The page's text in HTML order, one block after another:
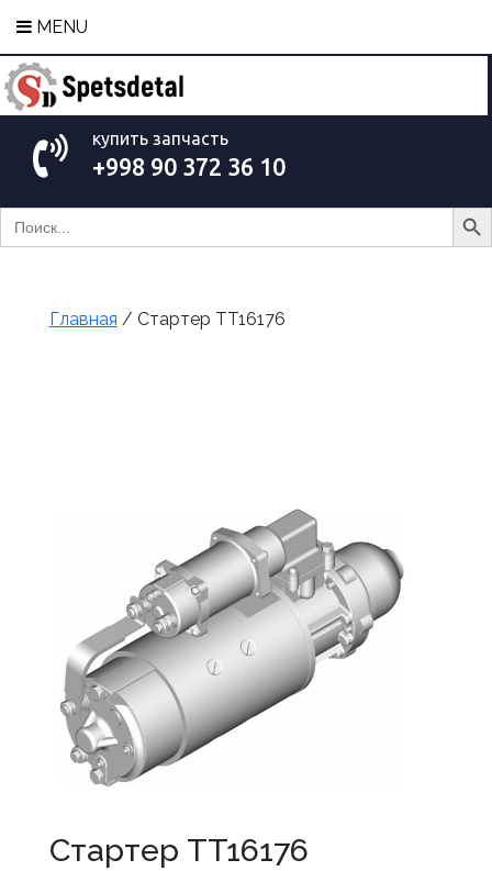
MENU
купить запчасть
+998 90 372 36 10
Search
for:
Search
Главная / Стартер TT16176
Стартер TT16176